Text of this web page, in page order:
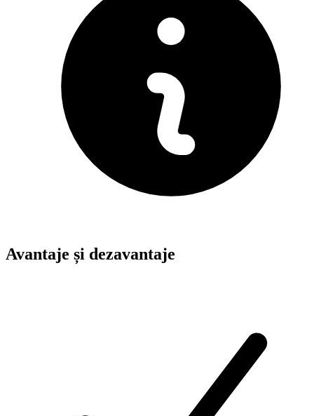
Avantaje și dezavantaje